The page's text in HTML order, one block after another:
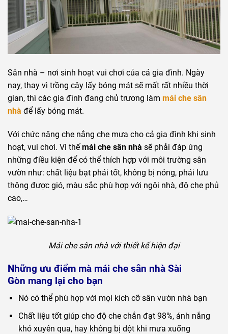
Sân nhà – nơi sinh hoạt vui chơi của cả gia đình. Ngày
nay, thay vì trồng cây lấy bóng mát sẽ mất rất nhiều thời
gian, thì các gia đình đang chủ trương làm mái che sân
nhà để lấy bóng mát.
Với chức năng che nắng che mưa cho cả gia đình khi sinh
hoạt, vui chơi. Vì thếmái che sân nhà sẽ phải đáp ứng
những điều kiện để có thể thích hợp với môi trường sân
vườn như: chất liệu bạt phải tốt, không bị nóng, phải lưu
thông được gió, màu sắc phù hợp với ngôi nhà, độ che phủ
cao,…
Mái che sân nhà với thiết kế hiện đại
Những ưu điểm mà mái che sân nhà Sài
Gòn mang lại cho bạn
Nó có thể phù hợp với mọi kích cỡ sân vườn nhà bạn
Chất liệu tốt giúp cho độ che chắn đạt 98%, ánh nắng
khó xuyên qua, hay không bị dột khi mưa xuống